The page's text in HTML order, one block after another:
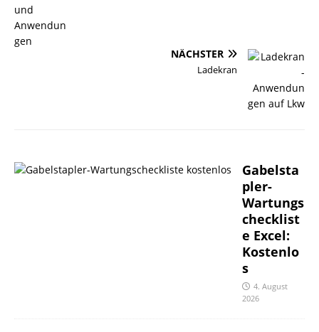
NÄCHSTER
Ladekran
Gabelsta
pler-
Wartungs
checklist
e Excel:
Kostenlo
s
4. August
2026